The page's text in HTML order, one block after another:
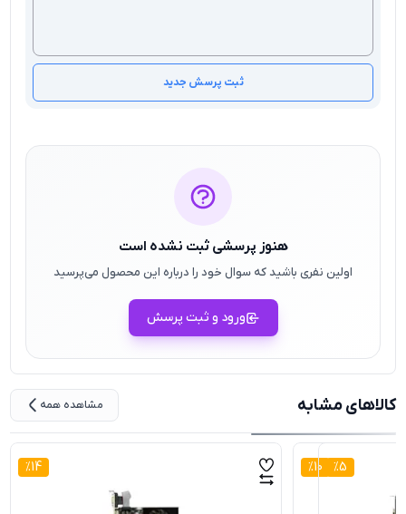
ثبت پرسش جدید
هنوز پرسشی ثبت نشده است
اولین نفری باشید که سوال خود را درباره این محصول می‌پرسید
ورود و ثبت پرسش
کالاهای مشابه مشاهده همه
14
% 10
% 5
%